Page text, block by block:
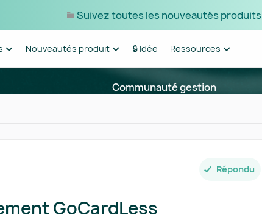
Suivez toutes les nouveautés produits
Nouveautés produit 🔒 Idée Ressources
Communauté gestion
Répondu
GoCardLess